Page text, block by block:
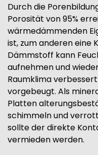
Durch die
Porosität von 95%
wärmedämmenden
ist, zum anderen eine
Dämmstoff kann
aufnehmen und
Raumklima
vorgebeugt. Als
Platten
schimmeln und
sollte der direkte
vermieden werden.